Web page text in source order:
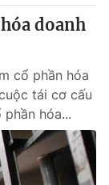
doanh
cổ phần hóa
tái cơ cấu
hóa...